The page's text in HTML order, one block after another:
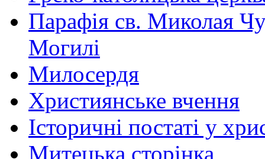
Парафія св. Миколая
Могилі
Милосердя
Християнське вчення
Історичні постаті у
Митецька сторінка